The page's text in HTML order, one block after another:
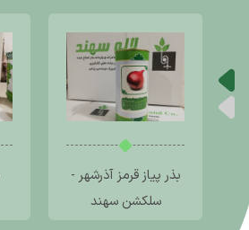
بذر پیاز قرمز آذرشهر -
سلکشن سهند